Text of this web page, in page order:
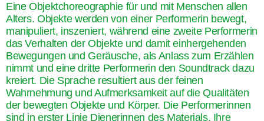
Eine Objektchoreographie für und mit Menschen allen
Alters. Objekte werden von einer Performerin bewegt,
manipuliert, inszeniert, während eine zweite Performerin
das Verhalten der Objekte und damit einhergehenden
Bewegungen und Geräusche, als Anlass zum Erzählen
nimmt und eine dritte Performerin den Soundtrack dazu
kreiert. Die Sprache resultiert aus der feinen
Wahrnehmung und Aufmerksamkeit auf die Qualitäten
der bewegten Objekte und Körper. Die Performerinnen
sind in erster Linie Dienerinnen des Materials. Ihre